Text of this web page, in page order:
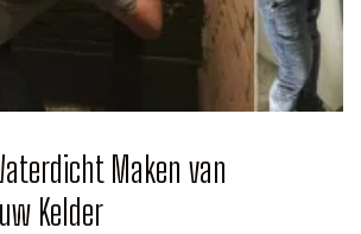
Maken van
Kelder